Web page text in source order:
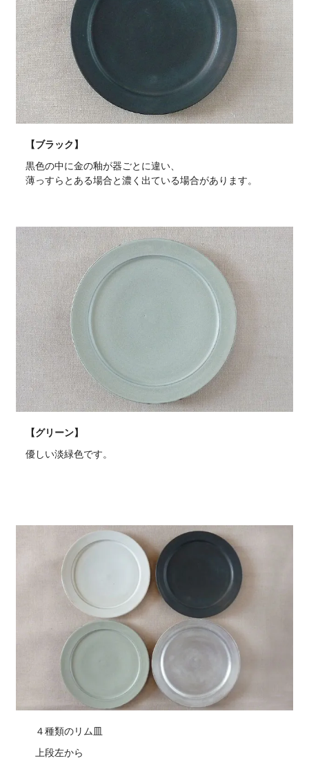
【ブラック】
黒色の中に金の釉が器ごとに違い、
薄っすらとある場合と濃く出ている場合があります。
【グリーン】
優しい淡緑色です。
４種類のリム皿
上段左から